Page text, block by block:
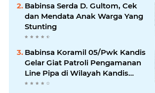
Babinsa Serda D. Gultom, Cek
dan Mendata Anak Warga Yang
Stunting
Babinsa Koramil 05/Pwk Kandis
Gelar Giat Patroli Pengamanan
Line Pipa di Wilayah Kandis
Kandis